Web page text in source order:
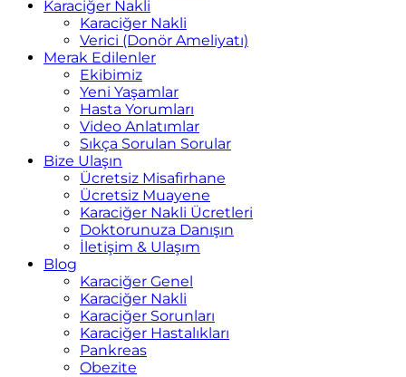
Karaciğer Nakli
Karaciğer Nakli
Verici (Donör Ameliyatı)
Merak Edilenler
Ekibimiz
Yeni Yaşamlar
Hasta Yorumları
Video Anlatımlar
Sıkça Sorulan Sorular
Bize Ulaşın
Ücretsiz Misafirhane
Ücretsiz Muayene
Karaciğer Nakli Ücretleri
Doktorunuza Danışın
İletişim & Ulaşım
Blog
Karaciğer Genel
Karaciğer Nakli
Karaciğer Sorunları
Karaciğer Hastalıkları
Pankreas
Obezite